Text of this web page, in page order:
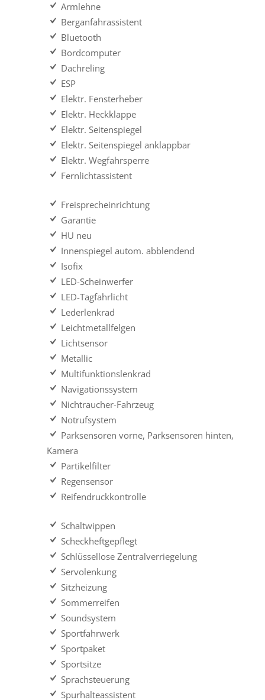
Armlehne
Berganfahrassistent
Bluetooth
Bordcomputer
Dachreling
ESP
Elektr. Fensterheber
Elektr. Heckklappe
Elektr. Seitenspiegel
Elektr. Seitenspiegel anklappbar
Elektr. Wegfahrsperre
Fernlichtassistent
Freisprecheinrichtung
Garantie
HU neu
Innenspiegel autom. abblendend
Isofix
LED-Scheinwerfer
LED-Tagfahrlicht
Lederlenkrad
Leichtmetallfelgen
Lichtsensor
Metallic
Multifunktionslenkrad
Navigationssystem
Nichtraucher-Fahrzeug
Notrufsystem
Parksensoren vorne, Parksensoren hinten,
Kamera
Partikelfilter
Regensensor
Reifendruckkontrolle
Schaltwippen
Scheckheftgepflegt
Schlüssellose Zentralverriegelung
Servolenkung
Sitzheizung
Sommerreifen
Soundsystem
Sportfahrwerk
Sportpaket
Sportsitze
Sprachsteuerung
Spurhalteassistent